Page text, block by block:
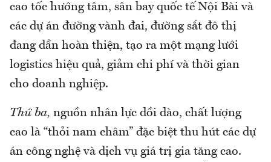
cao tốc hướng tâm, sân bay quốc tế Nội Bài và
các dự án đường vành đai, đường sắt đô thị
đang dần hoàn thiện, tạo ra một mạng lưới
logistics hiệu quả, giảm chi phí và thời gian
cho doanh nghiệp.
Thứ ba, nguồn nhân lực dồi dào, chất lượng
cao là “thỏi nam châm” đặc biệt thu hút các dự
án công nghệ và dịch vụ giá trị gia tăng cao.